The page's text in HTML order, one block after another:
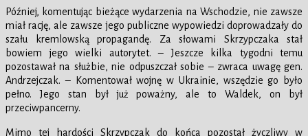
Później, komentując bieżące wydarzenia na Wschodzie, nie zawsze
miał rację, ale zawsze jego publiczne wypowiedzi doprowadzały do
szału kremlowską propagandę. Za słowami Skrzypczaka stał
bowiem jego wielki autorytet. – Jeszcze kilka tygodni temu
pozostawał na służbie, nie odpuszczał sobie – zwraca uwagę gen.
Andrzejczak. – Komentował wojnę w Ukrainie, wszędzie go było
pełno. Jego stan był już poważny, ale to Waldek, on był
przeciwpancerny.
Mimo tej hardości Skrzypczak do końca pozostał życzliwy w